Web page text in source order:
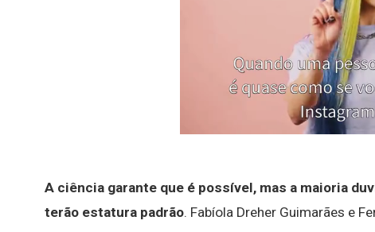
A ciência garante que é possível, mas a maioria
terão estatura padrão. Fabíola Dreher Guimarães e